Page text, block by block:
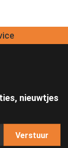
nieuwtjes
Verstuur